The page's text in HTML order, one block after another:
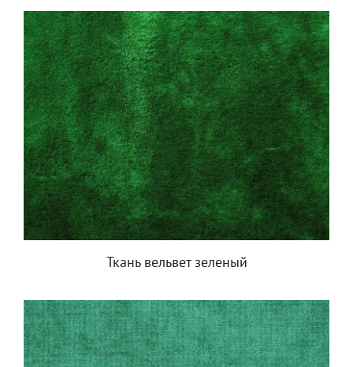
Ткань вельвет зеленый